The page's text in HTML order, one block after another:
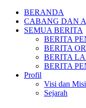
BERANDA
CABANG DAN
SEMUA BERITA
BERITA
BERITA
BERITA
BERITA
Profil
Visi dan Misi
Sejarah